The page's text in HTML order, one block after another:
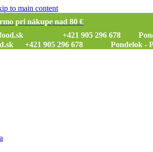
to main content
pri nákupe nad 80 €
+421 905 296 678
+421 905 296 678 Pondelok -